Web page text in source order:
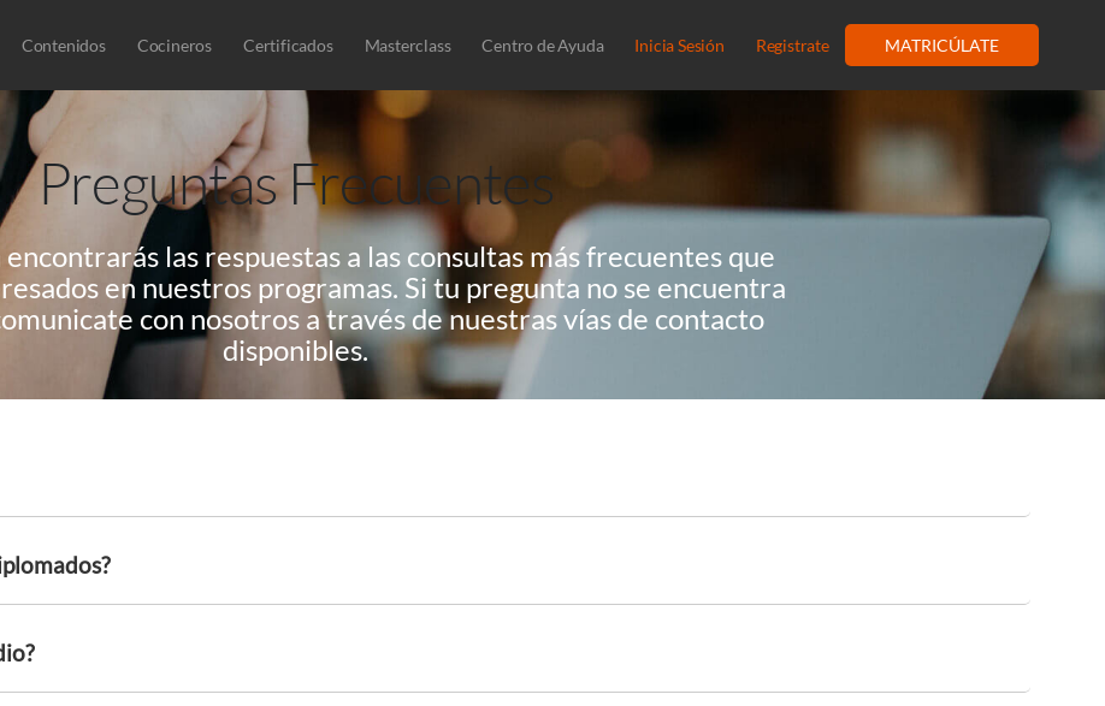
Contenidos Cocineros Certificados Masterclass Centro de Ayuda Inicia Sesión Registrate MATRICÚLATE
Preguntas Frecuentes
las respuestas a las consultas más frecuentes que
en nuestros programas. Si tu pregunta no se encuentra
con nosotros a través de nuestras vías de contacto
disponibles.